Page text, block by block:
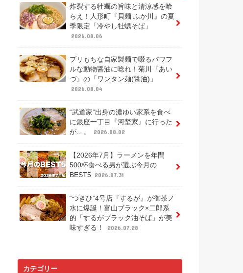
炸裂する牡蠣の旨味と清涼感を喰
らえ！人形町『貝麺 ふか川』の夏
季限定「冷やし牡蠣そば」
2026.08.06
プリもちな自家製麺で啜るパワフ
ルな動物醤油に唸れ！菊川『あい
づ』の「ワンタン麺(醤油)」
2026.08.04
“武道家”出身の濃ゆい家系を食べ
に銀座一丁目『河埜家』に行った
が…。
2026.08.02
【2026年7月】ラーメンを年間
500杯食べる男が選ぶ今月の
BEST5 2026.07.31
“つきひ”4号店『するが』が御茶ノ
水に爆誕！富山ブラック×二郎系
的「するがブラック油そば」が美
味すぎる！
2026.07.28
カテゴリー